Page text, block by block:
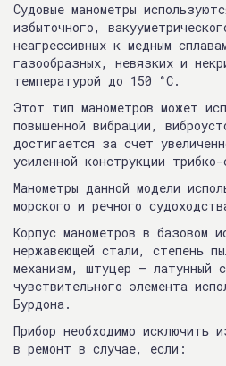
Судовые манометры
избыточного,
неагресcивных к медным
газообразных, невязких и
температурой до 150 °C.
Этот тип манометров может
повышенной вибрации,
достигается за счет
усиленной конструкции
Манометры данной модели
морского и речного
Корпус манометров в базовом
нержавеющей стали, степень
механизм, штуцер — латунный
чувствительного элемента
Бурдона.
Прибор необходимо исключить
в ремонт в случае, если: